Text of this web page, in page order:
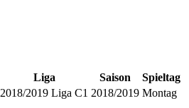
Liga Saison
Spieltag
2018/2019 Liga C1 2018/2019 Montag